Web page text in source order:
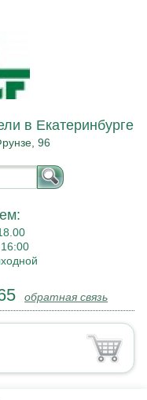
в Екатеринбурге
96
обратная связь